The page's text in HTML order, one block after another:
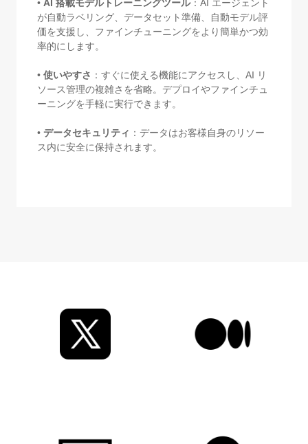
• AI 搭載モデルトレーニングツール：AI エージェント
が自動ラベリング、データセット準備、自動モデル評
価を支援し、ファインチューニングをより簡単かつ効
率的にします。
• 使いやすさ ：すぐに使える機能にアクセスし、AI リ
ソース管理の複雑さを省略。デプロイやファインチュ
ーニングを手軽に実行できます。
• データセキュリティ ：データはお客様自身のリソー
ス内に安全に保持されます。